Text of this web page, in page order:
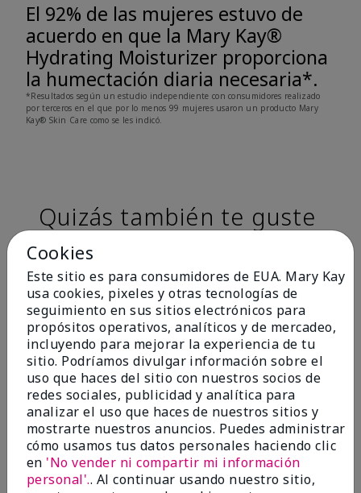
El 92% de las mujeres estuvo de
acuerdo en que la Mary Kay®
Hydrating Moisturizer proporciona
la humectación diaria necesaria*.
*Resultados según un estudio independiente con consumidores realizado
por terceros en el que por lo menos 99 mujeres usaron un producto Mary
Kay® Skin Care como se les indicó.
Quizás también te guste
TimeWise® Matte 3D
Foundation
Light 1​ (subtonos rosados
fríos)
$28.00
TimeWise® Luminous 3D
Foundation
Light 1​ (subtonos rosados
fríos)
$28.00
Cookies
Este sitio es para consumidores de EUA. Mary Kay
usa cookies, pixeles y otras tecnologías de
seguimiento en sus sitios electrónicos para
propósitos operativos, analíticos y de mercadeo,
incluyendo para mejorar la experiencia de tu
sitio. Podríamos divulgar información sobre el
uso que haces del sitio con nuestros socios de
redes sociales, publicidad y analítica para
analizar el uso que haces de nuestros sitios y
mostrarte nuestros anuncios. Puedes administrar
cómo usamos tus datos personales haciendo clic
en 'No vender ni compartir mi información
personal'.. Al continuar usando nuestro sitio,